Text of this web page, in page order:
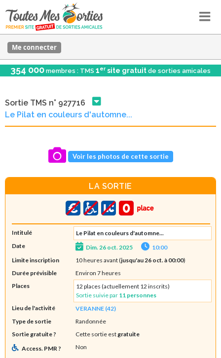
Me connecter
354 000 membres : TMS 1er site gratuit de sorties amicales
Sortie TMS n° 927716
Le Pilat en couleurs d'automne...
Voir les photos de cette sortie
LA SORTIE
Intitulé
Le Pilat en couleurs d'automne...
Date
Dim. 26 oct. 2025
10:00
Limite inscription
10 heures avant (jusqu'au 26 oct. à 00:00)
Durée prévisible
Environ 7 heures
Places
12 places (actuellement 12 inscrits)
Sortie suivie par 11 personnes
Lieu de l'activité
VERANNE (42)
Type de sortie
Randonnée
Sortie gratuite ?
Cette sortie est gratuite
Access. PMR ?
Non